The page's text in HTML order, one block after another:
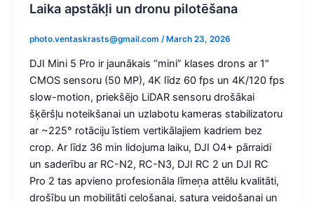
Laika apstākļi un dronu pilotēšana
photo.ventaskrasts@gmail.com / March 23, 2026
DJI Mini 5 Pro ir jaunākais “mini” klases drons ar 1″
CMOS sensoru (50 MP), 4K līdz 60 fps un 4K/120 fps
slow-motion, priekšējo LiDAR sensoru drošākai
šķēršļu noteikšanai un uzlabotu kameras stabilizatoru
ar ~225° rotāciju īstiem vertikālajiem kadriem bez
crop. Ar līdz 36 min lidojuma laiku, DJI O4+ pārraidi
un saderību ar RC-N2, RC-N3, DJI RC 2 un DJI RC
Pro 2 tas apvieno profesionāla līmeņa attēlu kvalitāti,
drošību un mobilitāti ceļošanai, satura veidošanai un